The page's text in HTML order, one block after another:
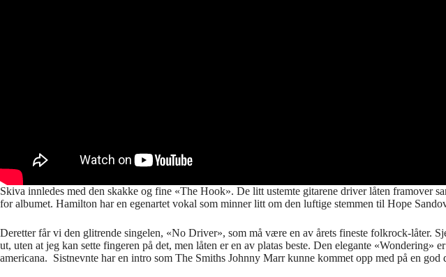
Skiva innledes med den skakke og fine «The Hook». De litt ustemte gitarene driver låten framover
for albumet. Hamilton har en egenartet vokal som minner litt om den luftige stemmen til Hope
Deretter får vi den glitrende singelen, «No Driver», som må være en av årets fineste folkrock-låter.
ut, uten at jeg kan sette fingeren på det, men låten er en av platas beste. Den elegante
americana. Sistnevnte har en intro som The Smiths Johnny Marr kunne kommet opp med på en god